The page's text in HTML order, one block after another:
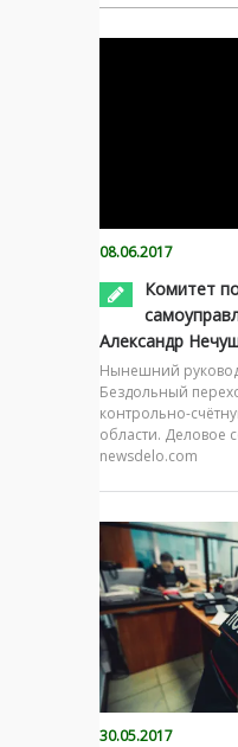
08.06.2017
Комитет
Александр
Нынешний
Бездольный
контрольно-
области. Деловое
newsdelo.com
30.05.2017